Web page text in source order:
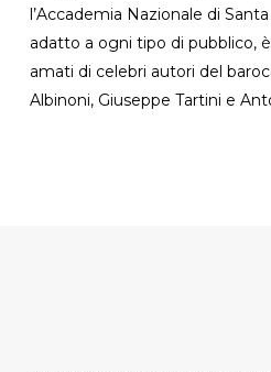
l’Accademia Nazionale di
adatto a ogni tipo di pubblico,
amati di celebri autori del
Albinoni, Giuseppe Tartini e